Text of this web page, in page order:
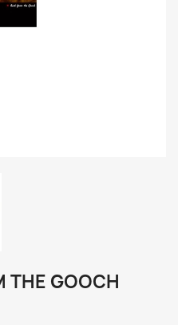
THE GOOCH